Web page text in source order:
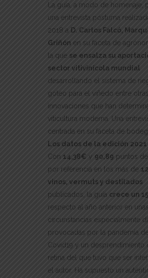
La guía, a modo de homenaje,
una entrevista póstuma
2018 a D. Carlos Falcó,
Griñón en su faceta de
la que se ensalza su
sector vitivinícola mundial
desarrollando el sistema de
goteo para el viñedo entre otras
innovaciones que han
viticultura moderna. Una
centrada en su faceta de
Los datos de la edición 2021
Con 14,38€ y 90,89 puntos
por referencia en los más de
vinos, vermuts y destilados
publicados, la guía crece un
respecto al año anterior en unas
circunstancias especialmente
provocadas por la pandemia
Covid19 y un desprendimiento
retina del que tuvo que ser
el autor. Ha supuesto un